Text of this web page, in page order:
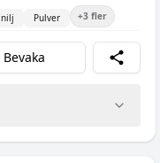
Pulver +3 fler
Bevaka Dela